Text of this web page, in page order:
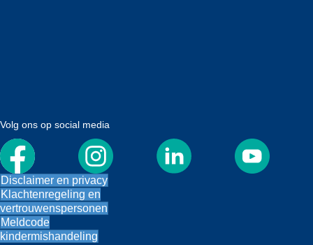
Volg ons op social media
Disclaimer en privacy
Klachtenregeling en
vertrouwenspersonen
Meldcode
kindermishandeling